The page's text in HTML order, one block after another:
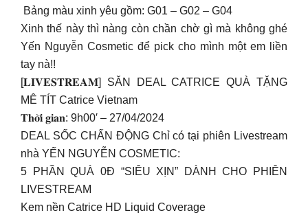
️ Bảng màu xinh yêu gồm: G01 – G02 – G04
Xinh thế này thì nàng còn chần chờ gì mà không ghé
Yến Nguyễn Cosmetic để pick cho mình một em liền
tay nà!!
[𝐋𝐈𝐕𝐄𝐒𝐓𝐑𝐄𝐀𝐌] SĂN DEAL CATRICE QUÀ TẶNG
MÊ TÍT Catrice Vietnam
𝐓𝐡𝐨̛̀𝐢 𝐠𝐢𝐚𝐧: 9h00′ – 27/04/2024
DEAL SỐC CHẤN ĐỘNG Chỉ có tại phiên Livestream
nhà YẾN NGUYỄN COSMETIC:
5 PHẦN QUÀ 0Đ “SIÊU XỊN” DÀNH CHO PHIÊN
LIVESTREAM
Kem nền Catrice HD Liquid Coverage